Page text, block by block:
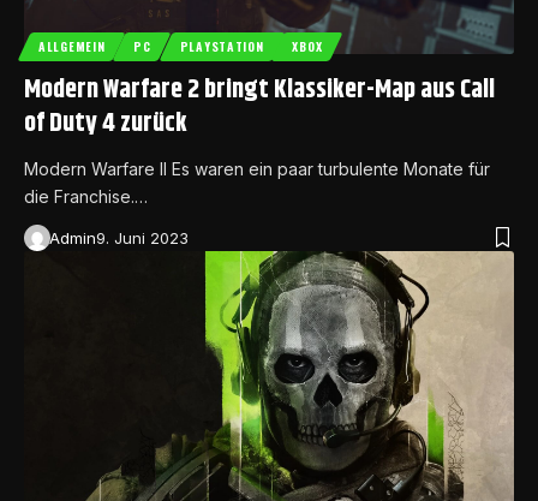
ALLGEMEIN PC PLAYSTATION XBOX
Modern Warfare 2 bringt Klassiker-Map aus Call
of Duty 4 zurück
Modern Warfare II Es waren ein paar turbulente Monate für
die Franchise.…
Admin9. Juni 2023